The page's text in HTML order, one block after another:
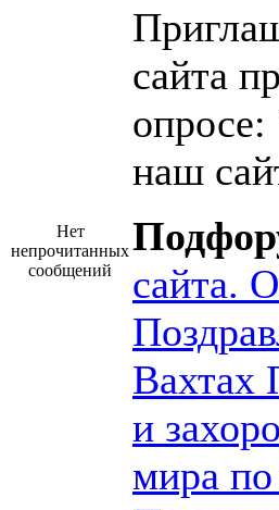
Нет
непрочитанных
сообщений
сайта
наш
сайта.
Вахтах
и
мира по